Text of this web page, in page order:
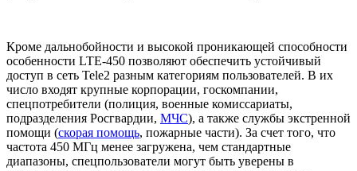
Кроме дальнобойности и высокой проникающей способности
особенности LTE-450 позволяют обеспечить устойчивый
доступ в сеть Tele2 разным категориям пользователей. В их
число входят крупные корпорации, госкомпании,
спецпотребители (полиция, военные комиссариаты,
подразделения Росгвардии, МЧС), а также службы экстренной
помощи (скорая помощь, пожарные части). За счет того, что
частота 450 МГц менее загружена, чем стандартные
диапазоны, спецпользователи могут быть уверены в